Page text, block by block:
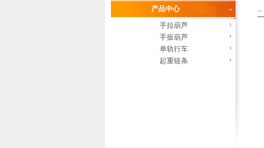
产品中心
手拉葫芦
手扳葫芦
单轨行车
起重链条